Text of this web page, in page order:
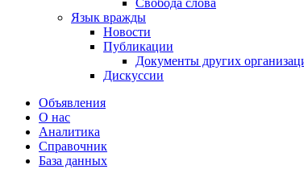
Свобода слова
Язык вражды
Новости
Публикации
Документы других
Дискуссии
Объявления
О нас
Аналитика
Справочник
База данных